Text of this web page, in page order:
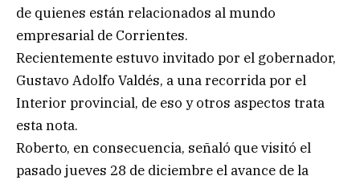
de quienes están relacionados al mundo
empresarial de Corrientes.
Recientemente estuvo invitado por el gobernador,
Gustavo Adolfo Valdés, a una recorrida por el
Interior provincial, de eso y otros aspectos trata
esta nota.
Roberto, en consecuencia, señaló que visitó el
pasado jueves 28 de diciembre el avance de la